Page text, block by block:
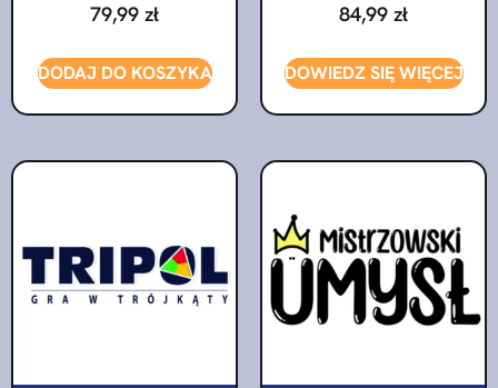
79,99 zł
DODAJ DO KOSZYKA
84,99 zł
DOWIEDZ SIĘ WIĘCEJ